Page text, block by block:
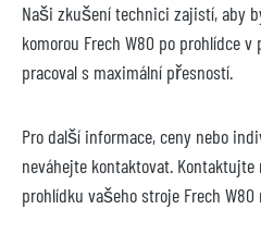
Naši zkušení technici zajistí, aby
komorou Frech W80 po prohlídce
pracoval s maximální přesností.
Pro další informace, ceny nebo
neváhejte kontaktovat.
prohlídku vašeho stroje Frech